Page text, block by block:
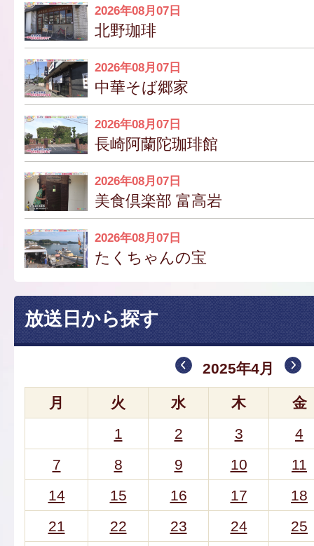
2026年08月07日
北野珈琲
2026年08月07日
中華そば郷家
2026年08月07日
長崎阿蘭陀珈琲館
2026年08月07日
美食倶楽部 富高岩
2026年08月07日
たくちゃんの宝
放送日から探す
2025年4月
月 火 水 木
金
1
2 3
4
7
8 9 10
11
14
15 16 17
18
21
22 23 24
25